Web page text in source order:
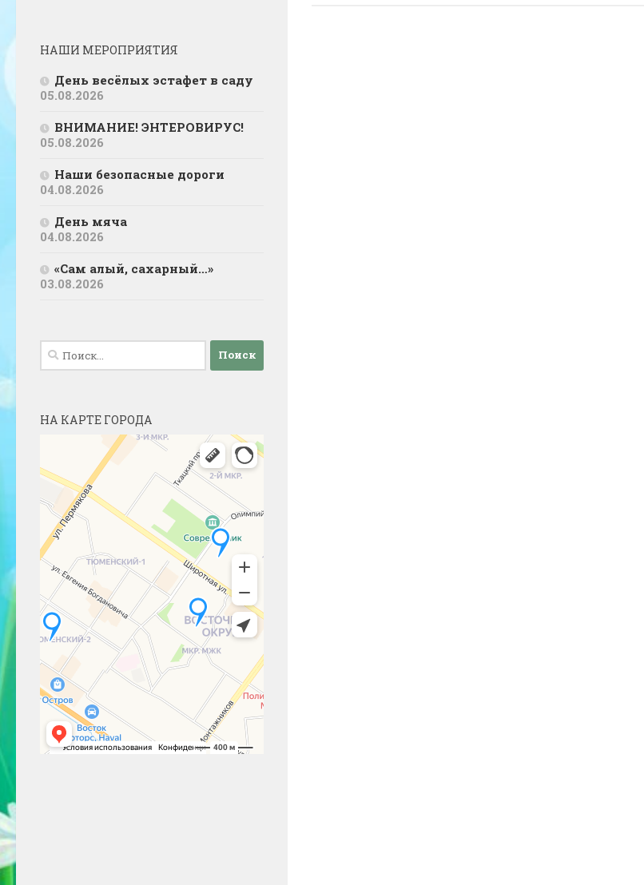
НАШИ МЕРОПРИЯТИЯ
День весёлых эстафет в саду
05.08.2026
ВНИМАНИЕ! ЭНТЕРОВИРУС!
05.08.2026
Наши безопасные дороги
04.08.2026
День мяча
04.08.2026
«Сам алый, сахарный…»
03.08.2026
Найти:
НА КАРТЕ ГОРОДА